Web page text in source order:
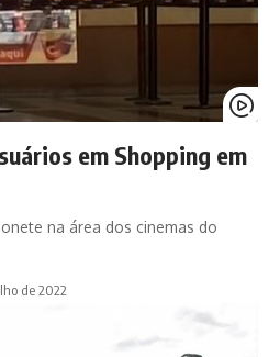
em Shopping em
na área dos cinemas do
de 2022